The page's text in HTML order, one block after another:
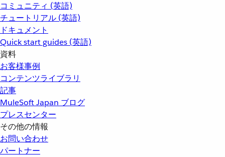
コミュニティ (英語)
チュートリアル (英語)
ドキュメント
Quick start guides (英語)
資料
お客様事例
コンテンツライブラリ
記事
MuleSoft Japan ブログ
プレスセンター
その他の情報
お問い合わせ
パートナー